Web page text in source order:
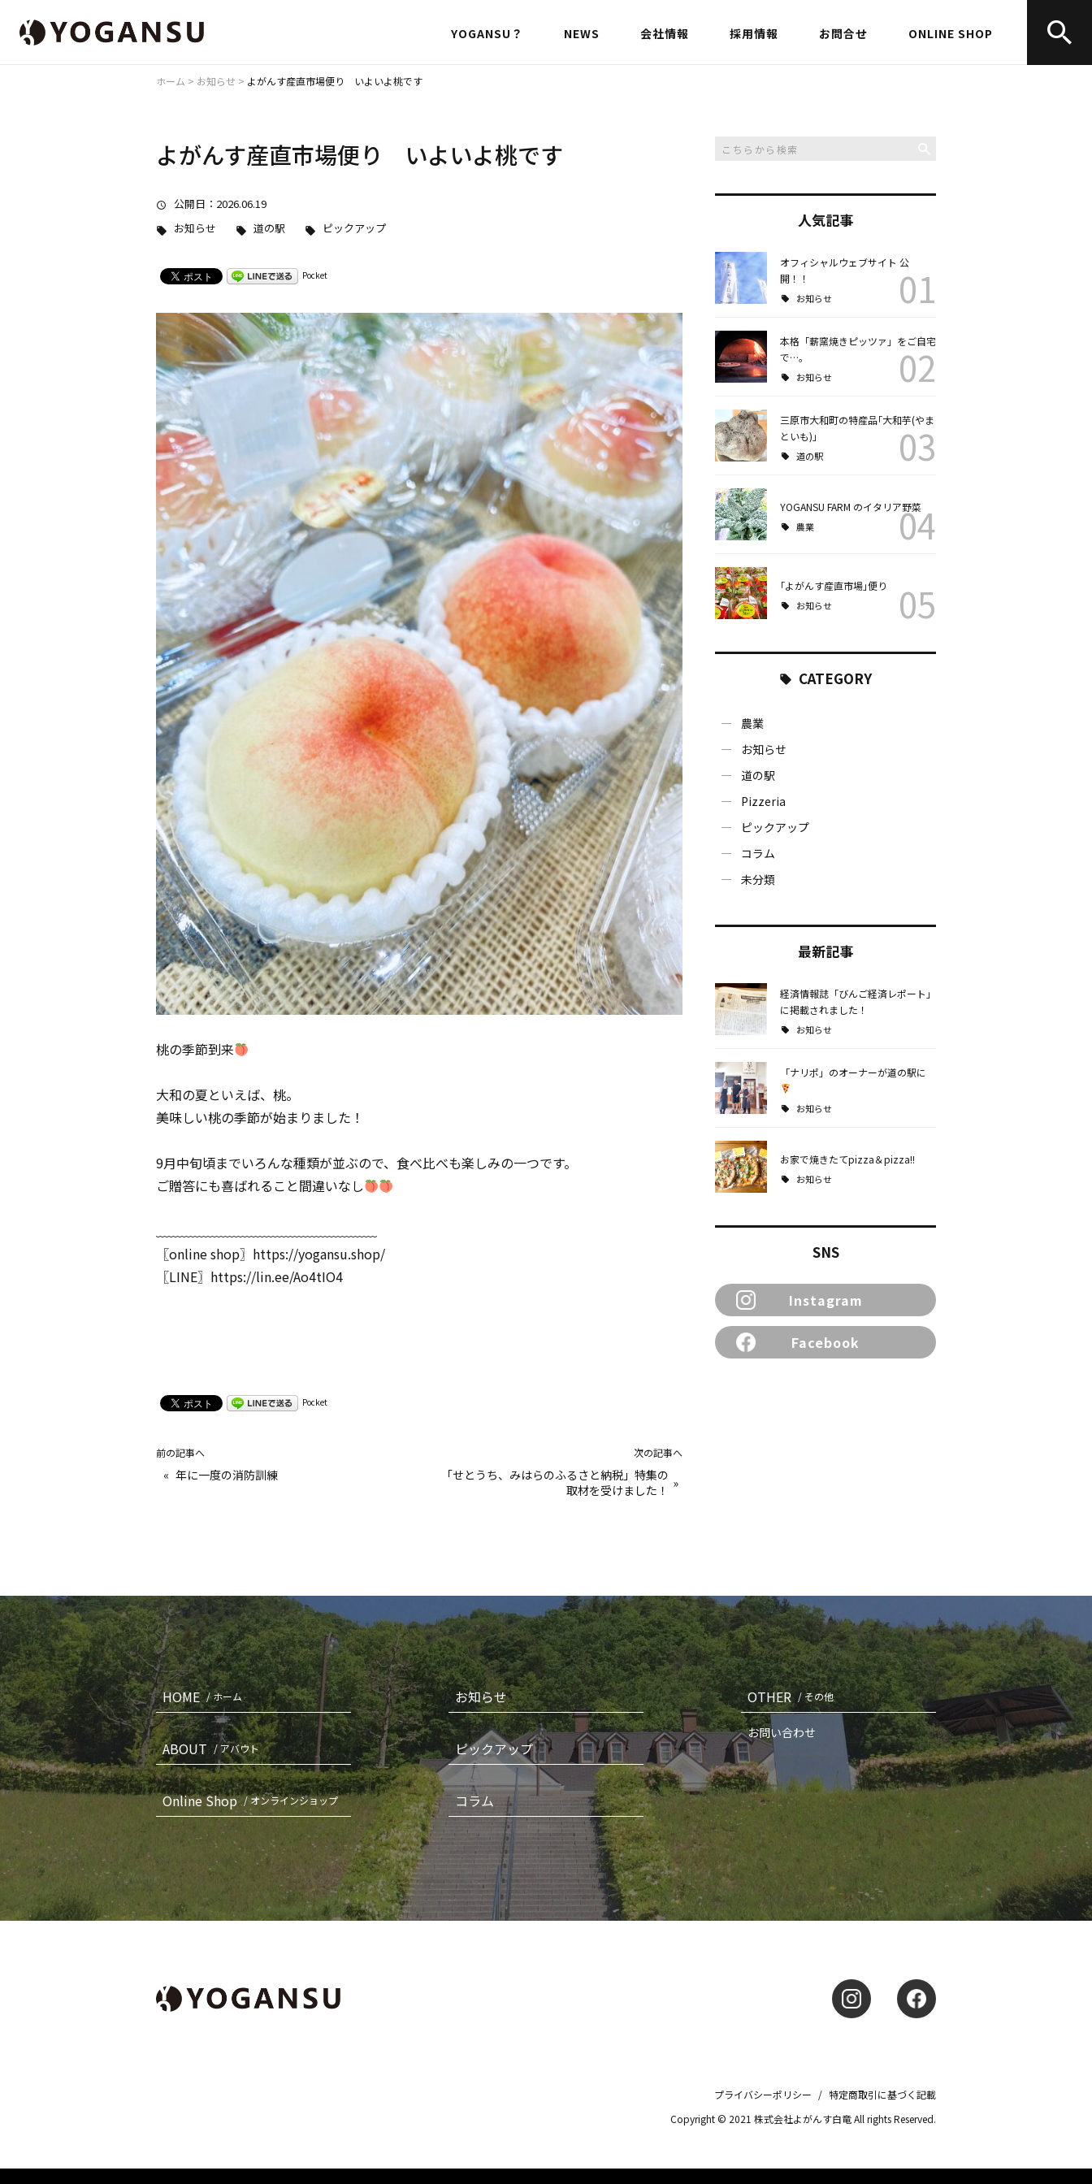
YOGANSU？ NEWS 会社情報 採用情報 お問合せ ONLINE SHOP
ホーム > お知らせ > よがんす産直市場便り いよいよ桃です
よがんす産直市場便り いよいよ桃です
公開日 ：2026.06.19
お知らせ
道の駅 ピックアップ
Pocket
桃の季節到来
大和の夏といえば、桃。
美味しい桃の季節が始まりました！
9月中旬頃までいろんな種類が並ぶので、食べ比べも楽しみの一つです。
ご贈答にも喜ばれること間違いなし
﹏﹏﹏﹏﹏﹏﹏﹏﹏﹏﹏﹏﹏﹏﹏﹏﹏
〖online shop〗 https://yogansu.shop/
〖LINE〗 https://lin.ee/Ao4tIO4
Pocket
前の記事へ
« 年に一度の消防訓練
次の記事へ
「せとうち、みはらのふるさと納税」特集の
取材を受けました！ »
人気記事
オフィシャルウェブサイト 公
開！！
お知らせ 01
本格「薪窯焼きピッツァ」をご自宅
で…。
お知らせ 02
三原市大和町の特産品｢大和芋(やま
といも)｣
道の駅 03
YOGANSU FARM のイタリア野菜
農業 04
｢よがんす産直市場｣便り
お知らせ 05
CATEGORY
農業
お知らせ
道の駅
Pizzeria
ピックアップ
コラム
未分類
最新記事
経済情報誌「びんご経済レポート」
に掲載されました！
お知らせ
「ナリポ」のオーナーが道の駅に
お知らせ
お家で焼きたてpizza＆pizza!!
お知らせ
SNS
Instagram
Facebook
HOME / ホーム
ABOUT / アバウト
Online Shop / オンラインショップ
お知らせ
ピックアップ
コラム
OTHER / その他
お問い合わせ
プライバシーポリシー / 特定商取引に基づく記載
Copyright © 2021 株式会社よがんす白竜 All rights Reserved.